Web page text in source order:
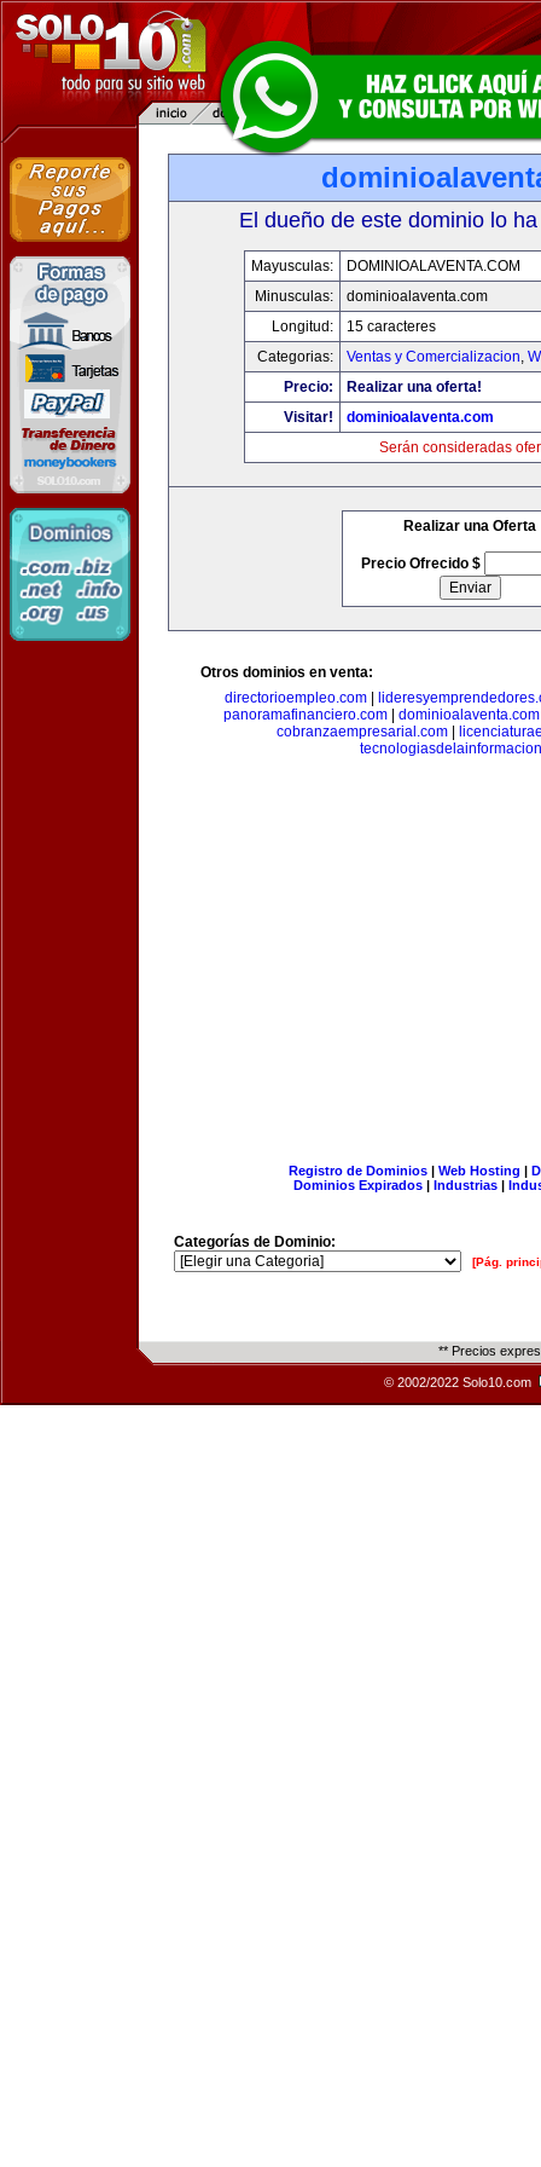
El dueño de este dominio lo
Mayusculas:
DOMINIOALAVENTA.COM
Minusculas:
dominioalaventa.com
Longitud:
15 caracteres
Categorias:
Ventas y Comercializacion,
Precio:
Realizar una oferta!
Visitar!
dominioalaventa.com
Serán consideradas
Realizar una Oferta
Precio Ofrecido $
Otros dominios en venta:
directorioempleo.com
panoramafinanciero.com
dominioalaventa.com
cobranzaempresarial.com
Registro de Dominios| Web Hosting |
Dominios Expirados | Industrias |
Categorías de Dominio:
[Pág.
** Precios
© 2002/2022 Solo10.com